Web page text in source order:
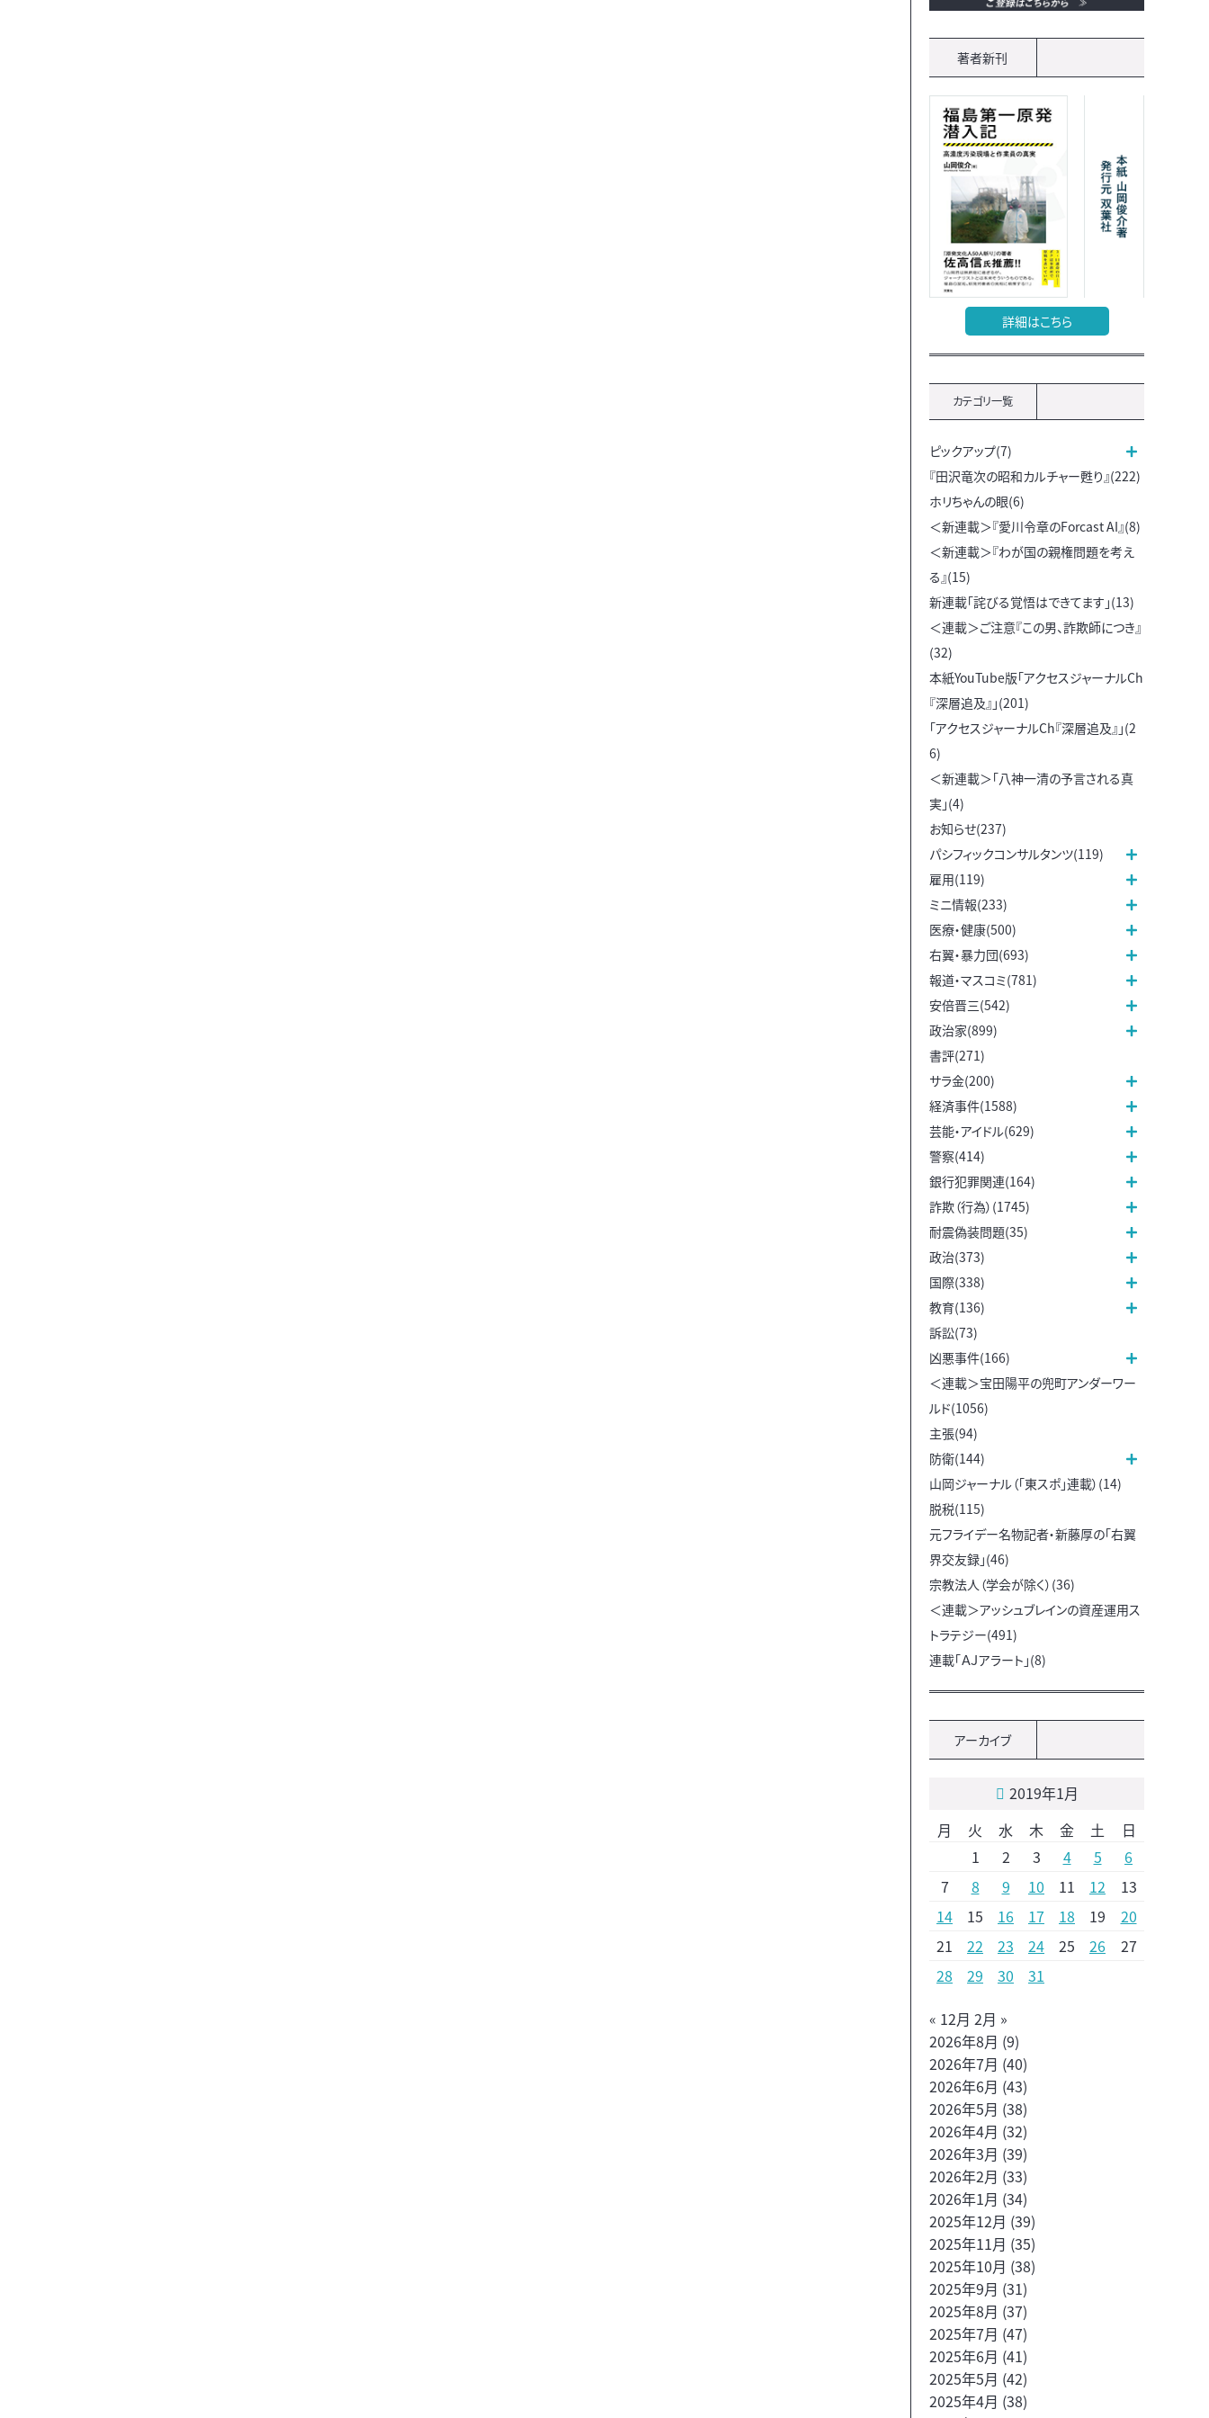
著者新刊
詳細はこちら
カテゴリ一覧
ピックアップ(7)
『田沢竜次の昭和カルチャー甦り』(222)
ホリちゃんの眼(6)
＜新連載＞『愛川令章のForcast AI』(8)
＜新連載＞『わが国の親権問題を考え
る』(15)
新連載「詫びる覚悟はできてます」(13)
＜連載＞ご注意『この男、詐欺師につき』
(32)
本紙YouTube版「アクセスジャーナルCh
『深層追及』」(201)
「アクセスジャーナルCh『深層追及』」(2
6)
＜新連載＞「八神一清の予言される真
実」(4)
お知らせ(237)
パシフィックコンサルタンツ(119)
雇用(119)
ミニ情報(233)
医療・健康(500)
右翼・暴力団(693)
報道・マスコミ(781)
安倍晋三(542)
政治家(899)
書評(271)
サラ金(200)
経済事件(1588)
芸能・アイドル(629)
警察(414)
銀行犯罪関連(164)
詐欺（行為）(1745)
耐震偽装問題(35)
政治(373)
国際(338)
教育(136)
訴訟(73)
凶悪事件(166)
＜連載＞宝田陽平の兜町アンダーワー
ルド(1056)
主張(94)
防衛(144)
山岡ジャーナル（「東スポ」連載）(14)
脱税(115)
元フライデー名物記者・新藤厚の「右翼
界交友録」(46)
宗教法人（学会が除く）(36)
＜連載＞アッシュブレインの資産運用ス
トラテジー(491)
連載「ＡＪアラート」(8)
アーカイブ
2019年1月
月
火 水 木 金 土
日
1
2 3 4 5
6
7
8 9 10 11 12
13
14
15 16 17 18 19
20
21
22 23 24 25 26
27
28
29 30
31
« 12月 2月 »
2026年8月 (9)
2026年7月 (40)
2026年6月 (43)
2026年5月 (38)
2026年4月 (32)
2026年3月 (39)
2026年2月 (33)
2026年1月 (34)
2025年12月 (39)
2025年11月 (35)
2025年10月 (38)
2025年9月 (31)
2025年8月 (37)
2025年7月 (47)
2025年6月 (41)
2025年5月 (42)
2025年4月 (38)